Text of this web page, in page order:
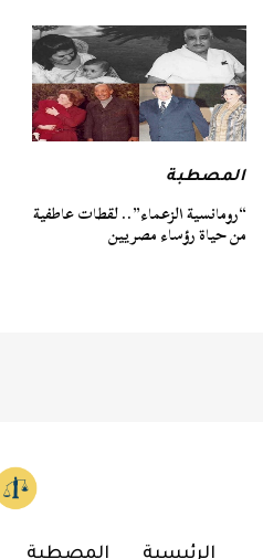
المصطبة
“رومانسية الزعماء”.. لقطات عاطفية
من حياة رؤساء مصريين
الرئيسية المصطبة